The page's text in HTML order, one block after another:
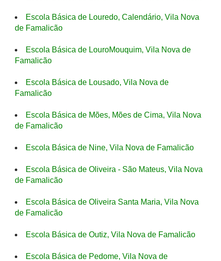
Escola Básica de Louredo, Calendário, Vila Nova
de Famalicão
Escola Básica de LouroMouquim, Vila Nova de
Famalicão
Escola Básica de Lousado, Vila Nova de
Famalicão
Escola Básica de Mões, Mões de Cima, Vila Nova
de Famalicão
Escola Básica de Nine, Vila Nova de Famalicão
Escola Básica de Oliveira - São Mateus, Vila Nova
de Famalicão
Escola Básica de Oliveira Santa Maria, Vila Nova
de Famalicão
Escola Básica de Outiz, Vila Nova de Famalicão
Escola Básica de Pedome, Vila Nova de